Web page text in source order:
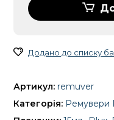
Paradise,
Dlux,
Додано до списку
Артикул: remuver
Категорія: Ремувери